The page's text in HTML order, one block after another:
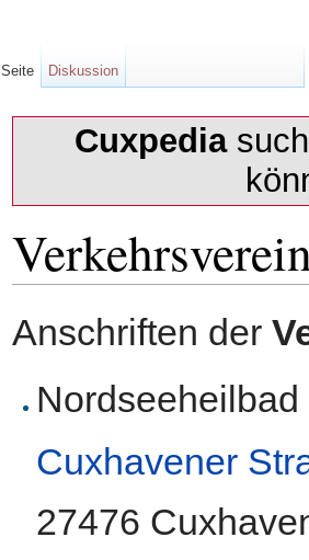
Cuxpedia
Anschriften der
Cuxhavener
27476
Seite Diskussion